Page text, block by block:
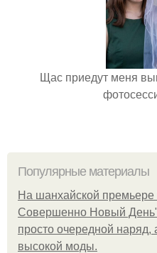
Щас приедут меня
Популярные материалы
На шанхайской премьере
Совершенно Новый
просто очередной
высокой моды.